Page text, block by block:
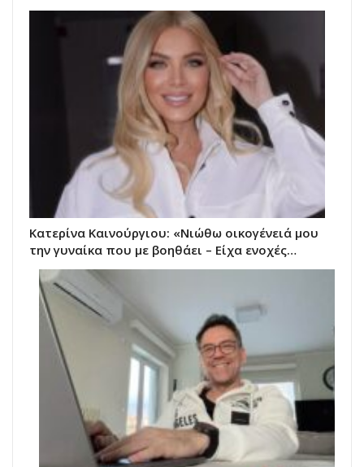
Κατερίνα Καινούργιου: «Νιώθω οικογένειά μου
την γυναίκα που με βοηθάει – Είχα ενοχές…